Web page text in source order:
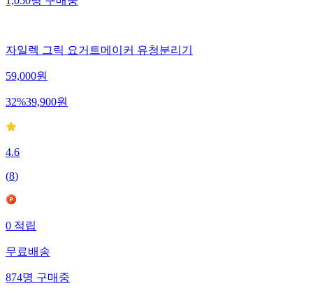
1,050명구매중
자일렉 그릭 요거트메이커 유청분리기
59,000원
32%39,900원
4.6
(8)
0적립
무료배송
874명구매중